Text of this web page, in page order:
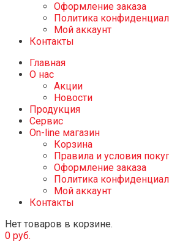
Оформление заказа
Политика
Мой аккаунт
Контакты
Главная
О нас
Акции
Новости
Продукция
Сервис
On-line магазин
Корзина
Правила и условия
Оформление заказа
Политика
Мой аккаунт
Контакты
Нет товаров в корзине.
0 руб.